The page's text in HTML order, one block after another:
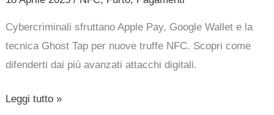
Cybercriminali sfruttano Apple Pay, Google Wallet e la
tecnica Ghost Tap per nuove truffe NFC. Scopri come
difenderti dai più avanzati attacchi digitali.
dei
cybercriminali:
la
nuova
delle
Leggi tutto »